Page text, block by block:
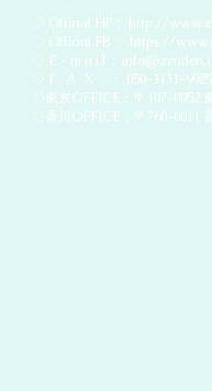
◇ Official HP： http://
◇ Official FB ： https://
◇ E - m a i l :
◇ F A X ： 050-3131-9925
◇東京OFFICE：〒107-0052
◇香川OFFICE：〒760-0011